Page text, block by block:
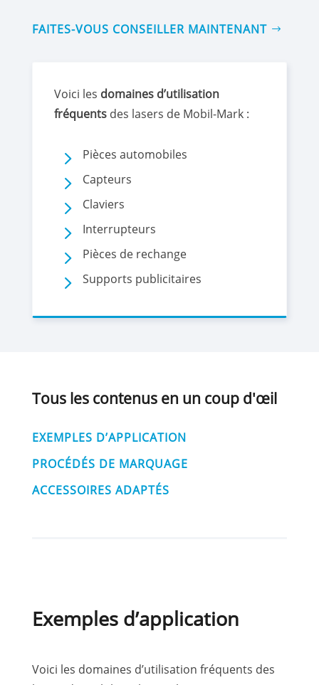
FAITES-VOUS CONSEILLER MAINTENANT
Voici les domaines d’utilisation
fréquentsdes lasers de Mobil-Mark :
5 Pièces automobiles
5 Capteurs
5 Claviers
5 Interrupteurs
5 Pièces de rechange
5 Supports publicitaires
Tous les contenus en un coup d'œil
EXEMPLES D’APPLICATION
PROCÉDÉS DE MARQUAGE
ACCESSOIRES ADAPTÉS
Exemples d’application
Voici les domaines d’utilisation fréquents des